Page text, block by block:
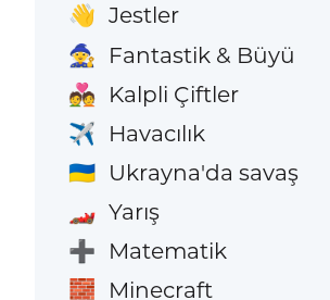
👋 Jestler
🧙 Fantastik & Büyü
💑 Kalpli Çiftler
✈️ Havacılık
🇺🇦 Ukrayna'da savaş
🏎️ Yarış
➕ Matematik
🧱 Minecraft